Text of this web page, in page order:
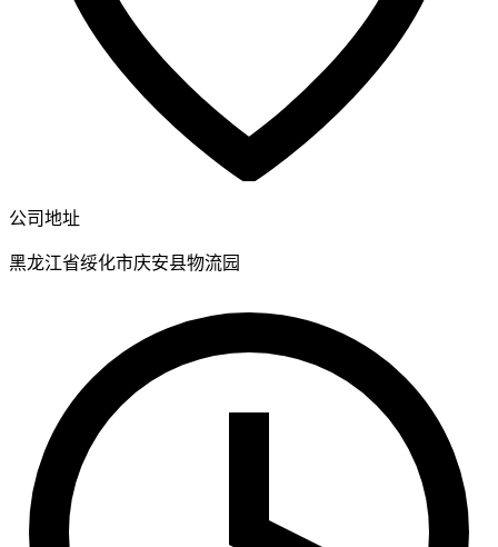
公司地址
黑龙江省绥化市庆安县物流园